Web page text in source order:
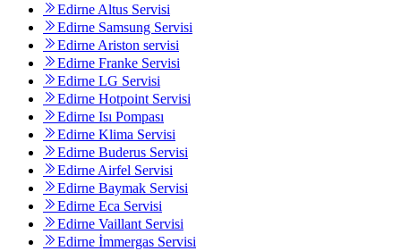
Edirne Altus Servisi
Edirne Samsung Servisi
Edirne Ariston servisi
Edirne Franke Servisi
Edirne LG Servisi
Edirne Hotpoint Servisi
Edirne Isı Pompası
Edirne Klima Servisi
Edirne Buderus Servisi
Edirne Airfel Servisi
Edirne Baymak Servisi
Edirne Eca Servisi
Edirne Vaillant Servisi
Edirne İmmergas Servisi